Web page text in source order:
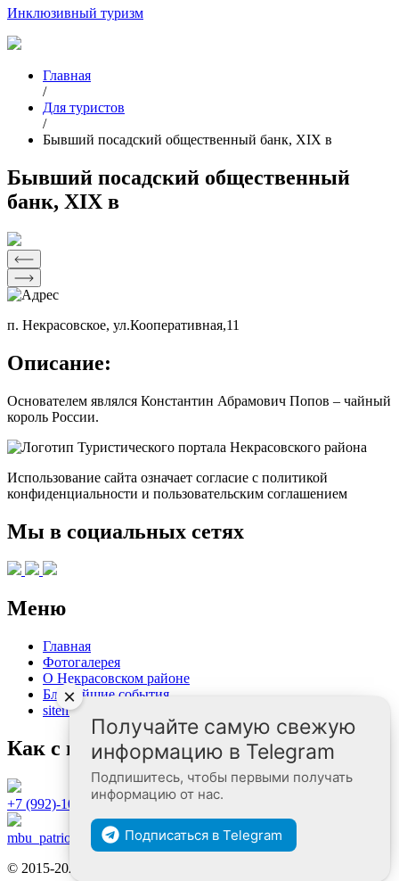
Инклюзивный туризм
Главная
/
Для туристов
/
Бывший посадский общественный банк, XIX в
Бывший посадский общественный
банк, XIX в
п. Некрасовское, ул.Кооперативная,11
Описание:
Основателем являлся Константин Абрамович Попов – чайный
король России.
Использование сайта означает согласие с политикой
конфиденциальности и пользовательским соглашением
Мы в социальных сетях
Меню
Главная
Фотогалерея
О Некрасовском районе
Ближайшие события
sitemap.xml
Как с нами связаться
+7 (992)-104-09-88
mbu_patriot@bk.ru
© 2015-2024 «Туристический портал Некрасовского района»
Получайте самую свежую
информацию в Telegram
Подпишитесь, чтобы первыми получать
информацию от нас.
Подписаться в Telegram
×